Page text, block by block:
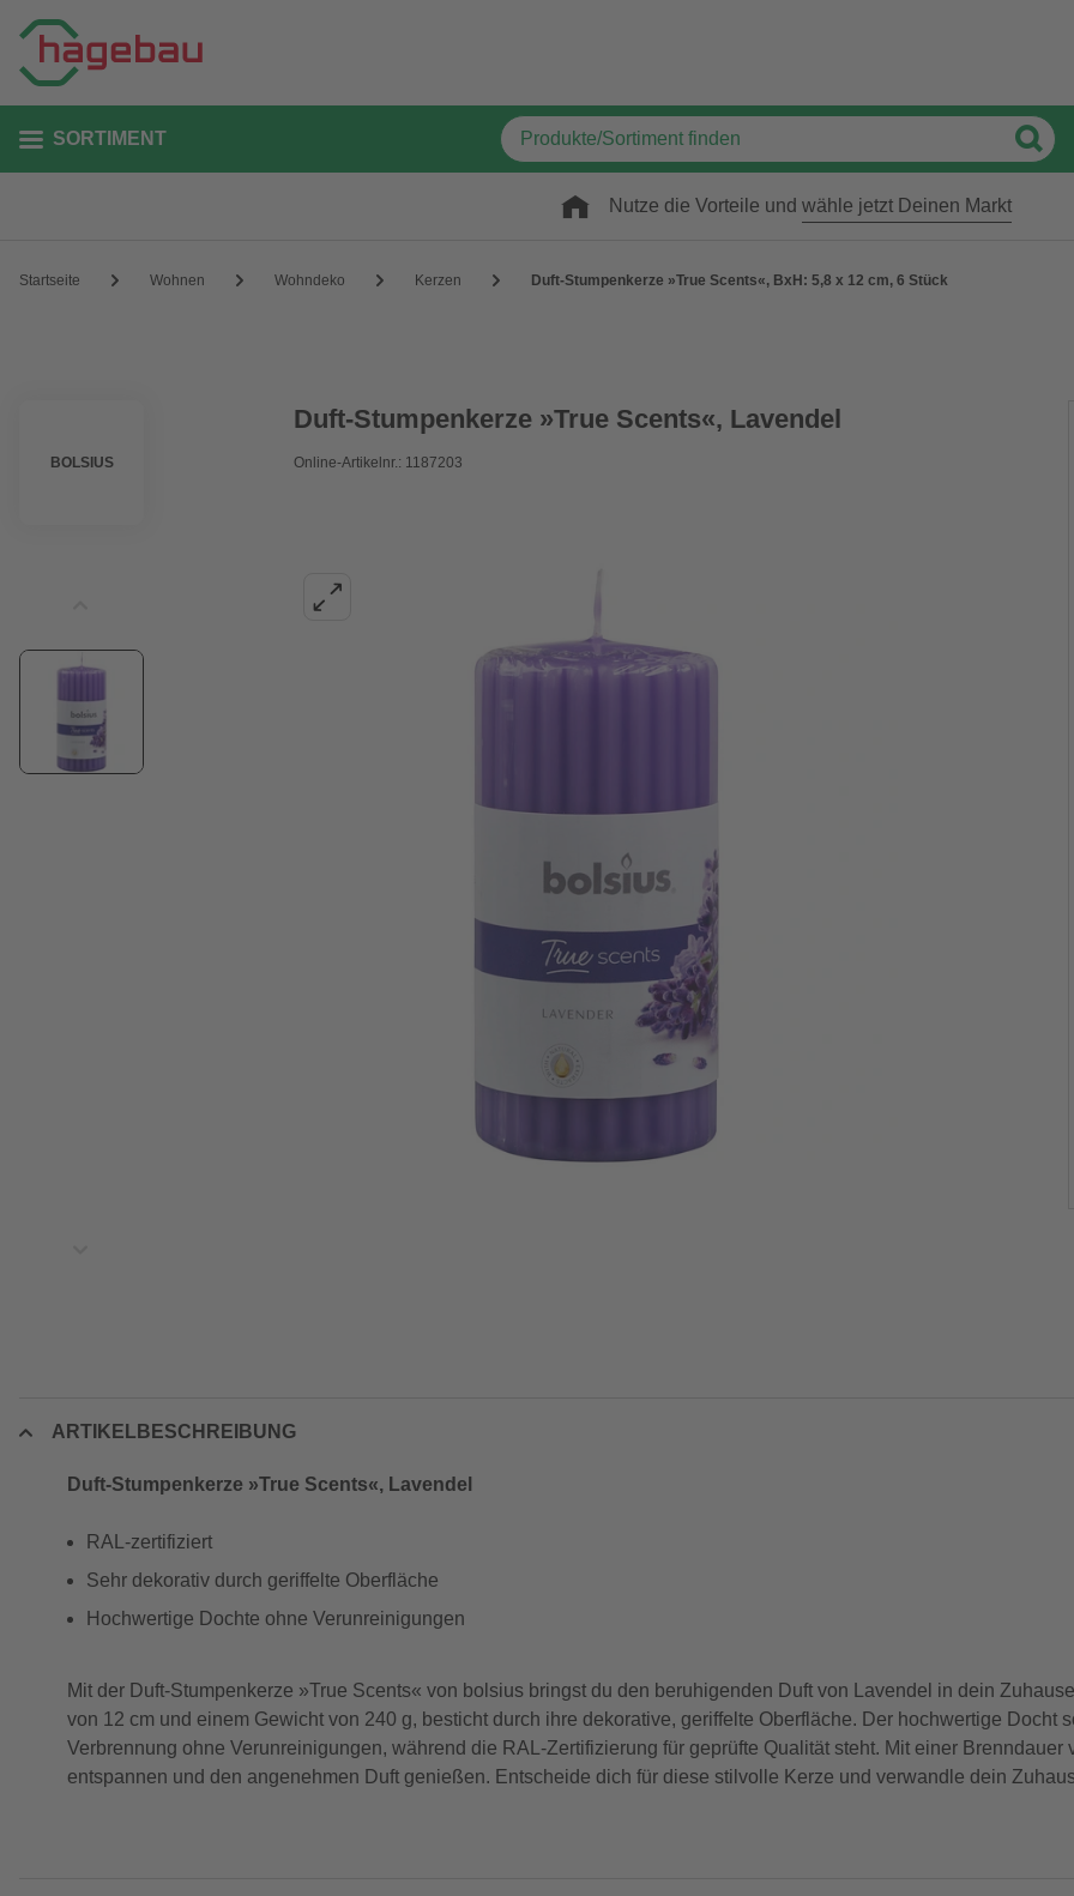
SORTIMENT
Nutze die Vorteile und wähle jetzt Deinen Markt
Startseite Wohnen Wohndeko Kerzen Duft-Stumpenkerze »True Scents«, BxH: 5,8 x 12 cm, 6 Stück
BOLSIUS
Duft-Stumpenkerze »True Scents«, Lavendel
Online-Artikelnr.: 1187203
ARTIKELBESCHREIBUNG
Duft-Stumpenkerze »True Scents«, Lavendel
RAL-zertifiziert
Sehr dekorativ durch geriffelte Oberfläche
Hochwertige Dochte ohne Verunreinigungen
Mit der Duft-Stumpenkerze »True Scents« von bolsius bringst du den beruhigenden Duft von Lavendel in dein
von 12 cm und einem Gewicht von 240 g, besticht durch ihre dekorative, geriffelte Oberfläche. Der hochwertige Docht
Verbrennung ohne Verunreinigungen, während die RAL-Zertifizierung für geprüfte Qualität steht. Mit einer Brenndauer
entspannen und den angenehmen Duft genießen. Entscheide dich für diese stilvolle Kerze und verwandle dein